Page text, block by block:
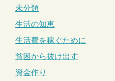
未分類
生活の知恵
生活費を稼ぐために
貧困から抜け出す
資金作り